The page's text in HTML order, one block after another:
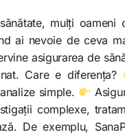
mulți oameni
ai nevoie de ceva
asigurarea de
Care e diferența?
simple.
complexe,
De exemplu,